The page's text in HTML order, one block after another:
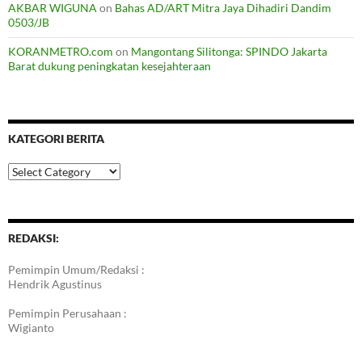
AKBAR WIGUNAon Bahas AD/ART Mitra Jaya Dihadiri Dandim
0503/JB
KORANMETRO.com on Mangontang Silitonga: SPINDO Jakarta
Barat dukung peningkatan kesejahteraan
KATEGORI BERITA
Kategori
Berita
REDAKSI:
Pemimpin Umum/Redaksi :
Hendrik Agustinus
Pemimpin Perusahaan :
Wigianto